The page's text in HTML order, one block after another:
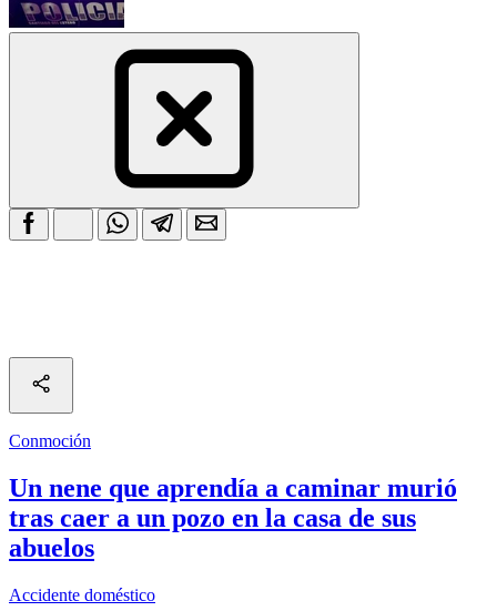
Conmoción
Un nene que aprendía a caminar murió
tras caer a un pozo en la casa de sus
abuelos
Accidente doméstico